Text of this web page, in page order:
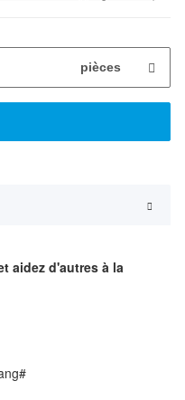
pièces
aidez d'autres à la